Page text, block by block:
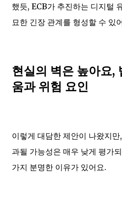
했듯, ECB가 추진하는 디지털
묘한 긴장 관계를 형성할 수 있
현실의 벽은 높아요,
움과 위험 요인
이렇게 대담한 제안이 나왔지
과될 가능성은 매우 낮게 평가
가지 분명한 이유가 있어요.